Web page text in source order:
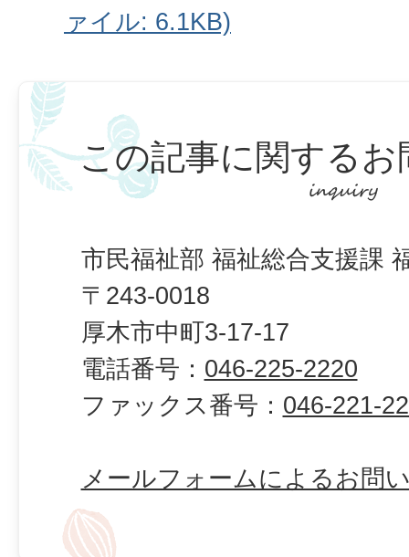
ァイル: 6.1KB)
この記事に関するお
市民福祉部 福祉総合支援課
〒243-0018
厚木市中町3-17-17
電話番号： 046-225-2220
ファックス番号： 046-221-
メールフォームによるお問